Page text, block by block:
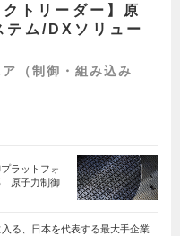
トリーダー】原
テム/DXソリュー
（制御・組み込み
ラットフォ
原子力制御
る、日本を代表する最大手企業